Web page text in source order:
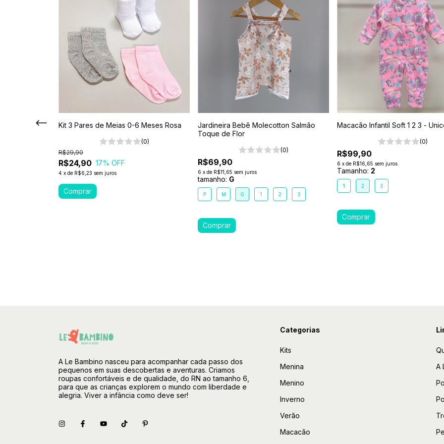
Cogumelo Kit 3 Pares de Meias 0-6 Meses Rosa
(0)
R$24,90
R$29,90
17% OFF
4 x de R$6,23 sem juros
Jardineira Bebê Molecotton Salmão
Toque de Flor
(0)
R$69,90
6 x de R$11,65 sem juros
tamanho: G
P M G 1 2 3
Macacão Infantil Soft 1 2 3 -
(0)
R$99,90
6 x de R$16,65 sem juros
Tamanho: 2
1 2 3
A Le Bambino nasceu para acompanhar cada passo dos
pequenos em suas descobertas e aventuras. Criamos
roupas confortáveis e de qualidade, do RN ao tamanho 6,
para que as crianças explorem o mundo com liberdade e
alegria. Viver a infância como deve ser!
Categorias
Kits
Menina
Menino
Inverno
Verão
Macacão
A